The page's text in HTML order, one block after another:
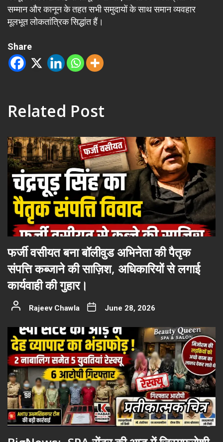
सम्मान और कानून के तहत सभी समुदायों के साथ समान व्यवहार
मूलभूत लोकतांत्रिक सिद्धांत हैं।
Share
Related Post
फर्जी वसीयत बना बॉलीवुड अभिनेता की पैतृक
संपत्ति कब्जाने की साज़िश, अधिकारियों से लगाई
कार्यवाही की गुहार।
Rajeev Chawla June 28, 2026